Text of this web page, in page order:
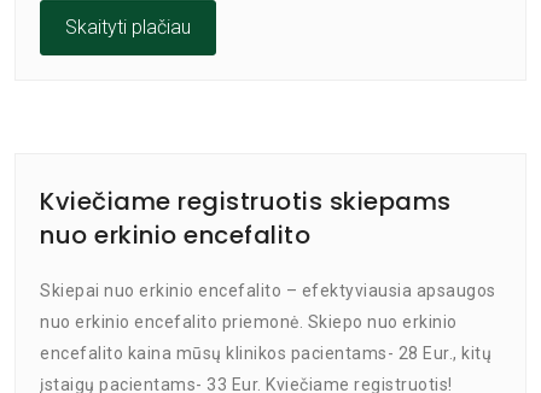
Skaityti plačiau
Kviečiame registruotis skiepams
nuo erkinio encefalito
Skiepai nuo erkinio encefalito – efektyviausia apsaugos
nuo erkinio encefalito priemonė. Skiepo nuo erkinio
encefalito kaina mūsų klinikos pacientams- 28 Eur., kitų
įstaigų pacientams- 33 Eur. Kviečiame registruotis!